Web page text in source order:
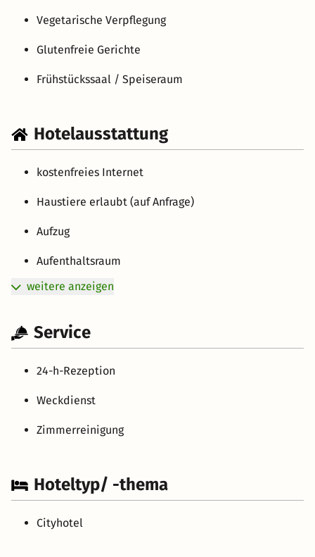
Vegetarische Verpflegung
Glutenfreie Gerichte
Frühstückssaal / Speiseraum
Hotelausstattung
kostenfreies Internet
Haustiere erlaubt (auf Anfrage)
Aufzug
Aufenthaltsraum
weitere anzeigen
Service
24-h-Rezeption
Weckdienst
Zimmerreinigung
Hoteltyp/ -thema
Cityhotel